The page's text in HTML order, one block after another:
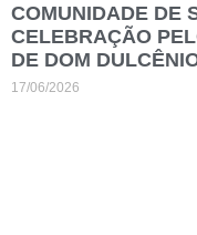
COMUNIDADE DE
CELEBRAÇÃO
DE DOM
17/06/2026